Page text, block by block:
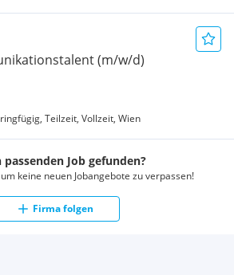
(m/w/d)
Teilzeit, Vollzeit, Wien
passenden Job gefunden?
keine neuen Jobangebote zu verpassen!
Firma folgen